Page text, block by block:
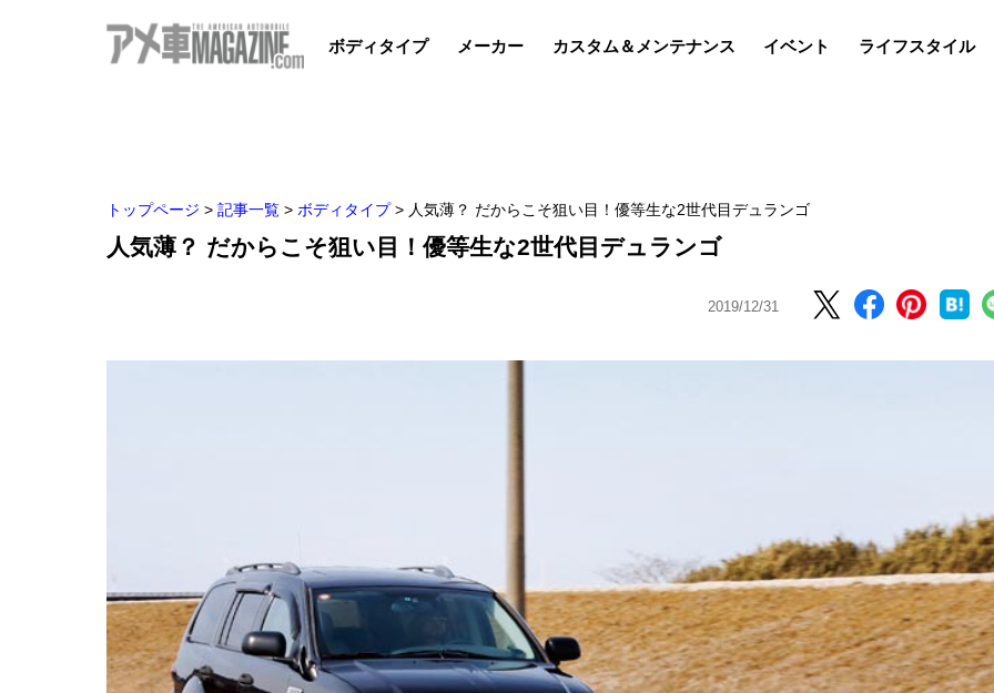
ボディタイプ メーカー カスタム＆メンテナンス イベント ライフスタイル
トップページ > 記事一覧 > ボディタイプ > 人気薄？ だからこそ狙い目！優等生な2世代目デュランゴ
人気薄？ だからこそ狙い目！優等生な2世代目デュランゴ
2019/12/31